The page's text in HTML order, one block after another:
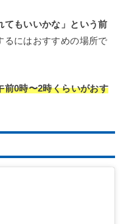
てもいいかな」という前
るにはおすすめの場所で
前0時〜2時くらいがおす